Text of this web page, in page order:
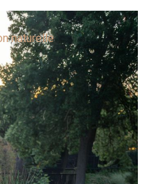
naturelle